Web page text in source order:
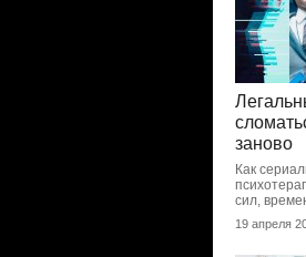
заново
Как
сил,
19 апреля